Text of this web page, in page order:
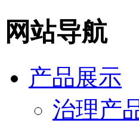
网站导航
产品展示
治理产